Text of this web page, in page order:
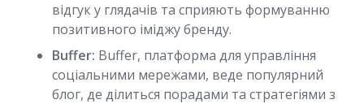
відгук у глядачів та сприяють формуванню
позитивного іміджу бренду.
Buffer: Buffer, платформа для управління
соціальними мережами, веде популярний
блог, де ділиться порадами та стратегіями з